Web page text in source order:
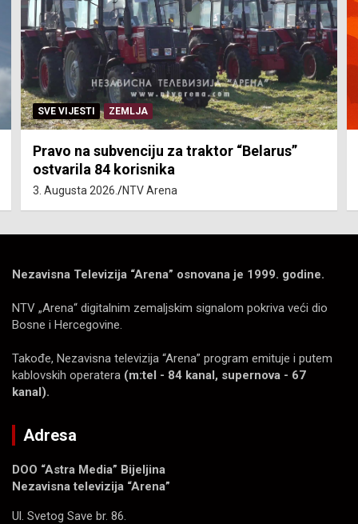
SVE VIJESTI ZEMLJA
Pravo na subvenciju za traktor “Belarus”
ostvarila 84 korisnika
3. Augusta 2026. NTV Arena
Nezavisna Televizija “Arena” osnovana je 1999. godine.
NTV „Arena“ digitalnim zemaljskim signalom pokriva veći dio
Bosne i Hercegovine.
Takođe, Nezavisna televizija “Arena” program emituje i putem
kablovskih operatera (m:tel - 84 kanal, supernova - 67
kanal).
Adresa
DOO “Astra Media” Bijeljina
Nezavisna televizija “Arena”
Ul. Svetog Save br. 86.